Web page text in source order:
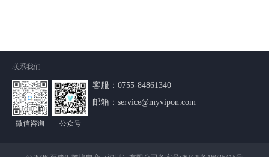
联系我们
微信咨询 公众号
客服：0755-84861340
邮箱：service@myvipon.com